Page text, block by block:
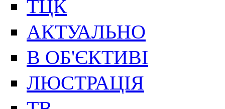
ТЦК
АКТУАЛЬНО
В ОБ'ЄКТИВІ
ЛЮСТРАЦІЯ